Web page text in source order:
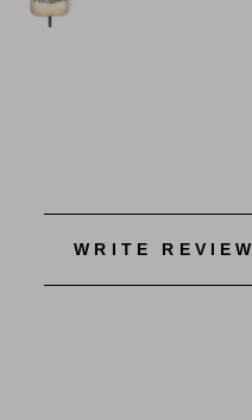
WRITE REVIEW